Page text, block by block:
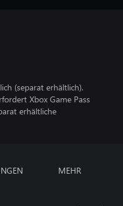
(separat erhältlich).
Xbox Game Pass
erhältliche
MEHR